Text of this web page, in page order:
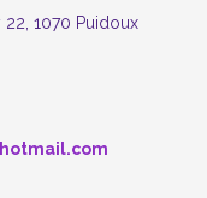
1070 Puidoux